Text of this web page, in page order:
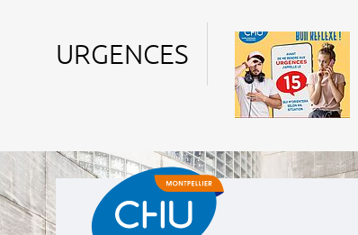
URGENCES